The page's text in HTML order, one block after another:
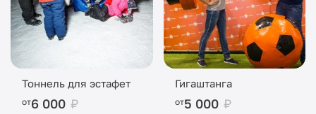
Тоннель для эстафет
от6 000 ₽
Гигаштанга
от5 000 ₽